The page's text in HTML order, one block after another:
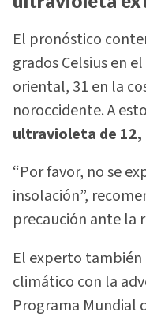
El pronóstico
grados Celsius en
oriental, 31 en la
noroccidente. A
ultravioleta de 12,
“Por favor, no se
insolación”,
precaución ante la
El experto
climático con la
Programa Mundial